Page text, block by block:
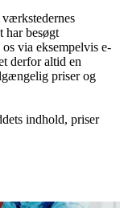
har besøgt
via eksempelvis e-
derfor altid en
priser og
indhold, priser